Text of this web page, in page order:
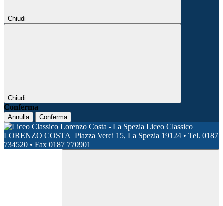
Chiudi
Chiudi
Conferma
Annulla Conferma
Liceo Classico
LORENZO COSTA Piazza Verdi 15, La Spezia 19124 • Tel. 0187
734520 • Fax 0187 770901